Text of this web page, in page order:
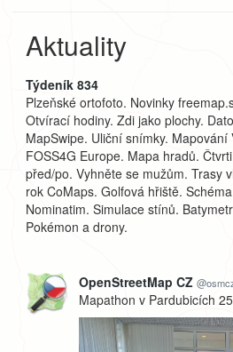
Aktuality
Týdeník 834
Plzeňské ortofoto. Novinky
Otvírací hodiny. Zdi jako plochy.
MapSwipe. Uliční snímky. Mapování
FOSS4G Europe. Mapa hradů.
před/po. Vyhněte se mužům. Trasy
rok CoMaps. Golfová hřiště.
Nominatim. Simulace stínů.
Pokémon a drony.
OpenStreetMap CZ
Mapathon v Pardubicích